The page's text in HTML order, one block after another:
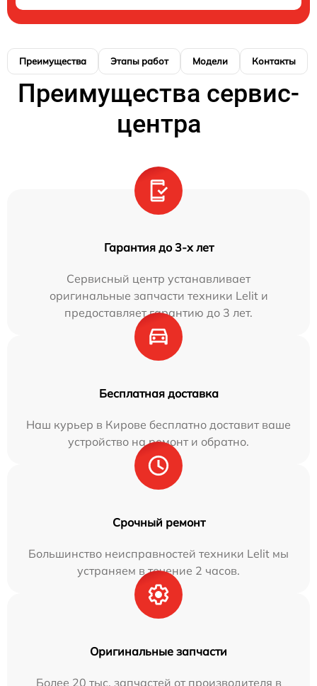
Преимущества Этапы работ Модели Контакты
Преимущества сервис-
центра
Гарантия до 3-х лет
Сервисный центр устанавливает
оригинальные запчасти техники Lelit и
предоставляет гарантию до 3 лет.
Бесплатная доставка
Наш курьер в Кирове бесплатно доставит ваше
устройство на ремонт и обратно.
Срочный ремонт
Большинство неисправностей техники Lelit мы
устраняем в течение 2 часов.
Оригинальные запчасти
Более 20 тыс. запчастей от производителя в